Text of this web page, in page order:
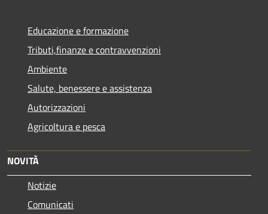
Educazione e formazione
Tributi,finanze e contravvenzioni
Ambiente
Salute, benessere e assistenza
Autorizzazioni
Agricoltura e pesca
NOVITÀ
Notizie
Comunicati